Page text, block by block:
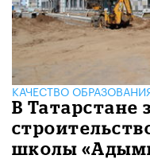
КАЧЕСТВО
В Татарстане
школы